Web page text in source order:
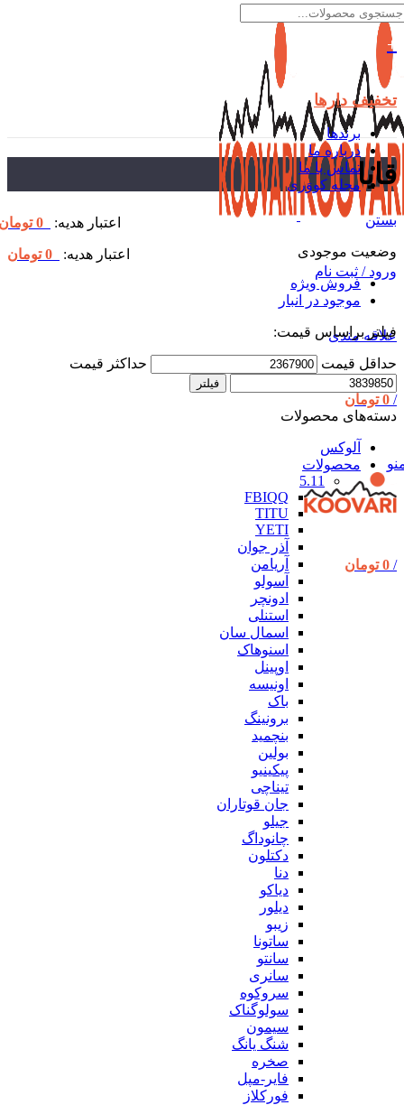
ورود / ثبت نام
علاقه مندی
/
0 تومان
/
0 تومان
تخفیف دارها
برندها
درباره ما
تماس با ما
مجله کووَری
اعتبار هدیه: 0
اعتبار هدیه: 0 تومان
قایا
بستن
وضعیت موجودی
فروش ویژه
موجود در انبار
فیلتر براساس قیمت:
حداقل قیمت حداکثر قیمت
فیلتر
دسته‌های محصولات
آلوکس
محصولات
5.11
FBIQQ
TITU
YETI
آذر جوان
آریامن
آسولو
ادونچر
استنلی
اسمال سان
اسنوهاک
اوپینل
اونیسه
باک
برونینگ
بنچمید
بولین
پیکینیو
تیناچی
جان قوتاران
جیلو
چانوداگ
دکتلون
دنا
دیاکو
دیلور
زیبو
ساتونا
سانتو
سانری
سروکوه
سولوگناک
سیمون
شنگ یانگ
صخره
فایر-مپل
فورکلاز